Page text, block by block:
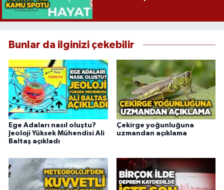
Bunlar da ilginizi çekebilir
Ege Adaları nasıl oluştu?
Jeoloji Yüksek Mühendisi Ali
Baltaş açıkladı
Çekirge yoğunluğuna
uzmandan açıklama